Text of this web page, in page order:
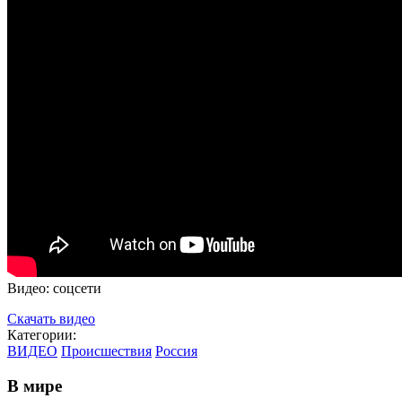
Видео: соцсети
Скачать видео
Категории:
ВИДЕО Происшествия Россия
В мире